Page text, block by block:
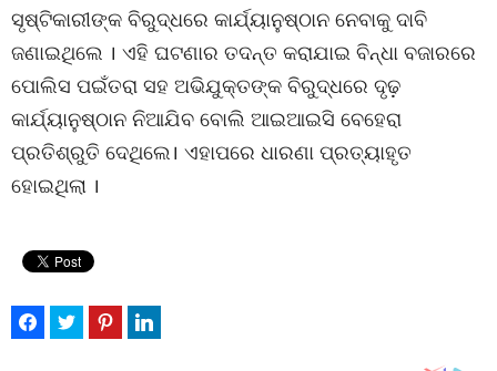
ସୃଷ୍ଟିକାରୀଙ୍କ ବିରୁଦ୍ଧରେ କାର୍ଯ୍ୟାନୁଷ୍ଠାନ ନେବାକୁ ଦାବି
ଜଣାଇଥିଲେ । ଏହି ଘଟଣାର ତଦନ୍ତ କରାଯାଇ ବିନ୍ଧା ବଜାରରେ
ପୋଲିସ ପଇଁତରା ସହ ଅଭିଯୁକ୍ତଙ୍କ ବିରୁଦ୍ଧରେ ଦୃଢ଼
କାର୍ଯ୍ୟାନୁଷ୍ଠାନ ନିଆଯିବ ବୋଲି ଆଇଆଇସି ବେହେରା
ପ୍ରତିଶ୍ରୁତି ଦେଥିଲେ। ଏହାପରେ ଧାରଣା ପ୍ରତ୍ୟାହୃତ
ହୋଇଥିଲା ।